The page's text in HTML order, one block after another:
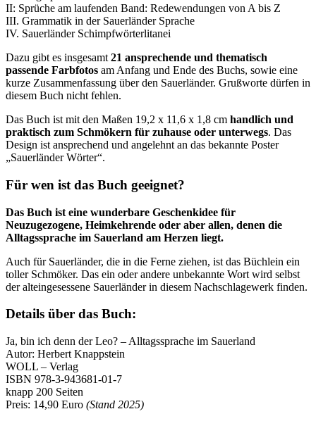
II: Sprüche am laufenden Band: Redewendungen von A bis Z
III. Grammatik in der Sauerländer Sprache
IV. Sauerländer Schimpfwörterlitanei
Dazu gibt es insgesamt 21 ansprechende und thematisch
passende Farbfotos am Anfang und Ende des Buchs, sowie eine
kurze Zusammenfassung über den Sauerländer. Grußworte dürfen in
diesem Buch nicht fehlen.
Das Buch ist mit den Maßen 19,2 x 11,6 x 1,8 cm handlich und
praktisch zum Schmökern für zuhause oder unterwegs. Das
Design ist ansprechend und angelehnt an das bekannte Poster
„Sauerländer Wörter“.
Für wen ist das Buch geeignet?
Das Buch ist eine wunderbare Geschenkidee für
Neuzugezogene, Heimkehrende oder aber allen, denen die
Alltagssprache im Sauerland am Herzen liegt.
Auch für Sauerländer, die in die Ferne ziehen, ist das Büchlein ein
toller Schmöker. Das ein oder andere unbekannte Wort wird selbst
der alteingesessene Sauerländer in diesem Nachschlagewerk finden.
Details über das Buch:
Ja, bin ich denn der Leo? – Alltagssprache im Sauerland
Autor: Herbert Knappstein
WOLL – Verlag
ISBN 978-3-943681-01-7
knapp 200 Seiten
Preis: 14,90 Euro (Stand 2025)